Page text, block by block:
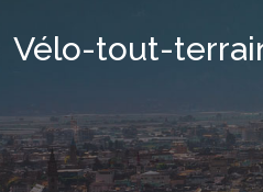
Vélo-tout-